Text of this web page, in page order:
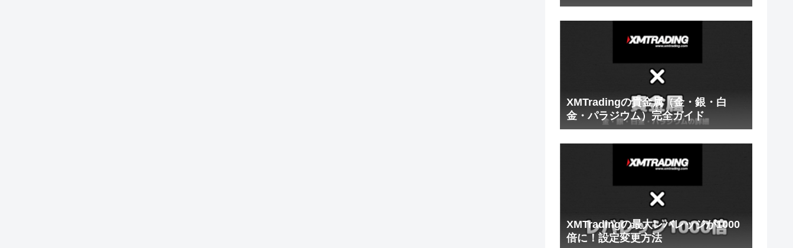
XMTradingの貴金属（金・銀・白
金・パラジウム）完全ガイド
XMTradingの最大レバレッジが1000
倍に！設定変更方法